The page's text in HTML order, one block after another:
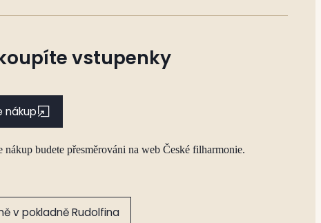
vstupenky
nákup
nákup budete přesměrováni na web České filharmonie.
v pokladně Rudolfina